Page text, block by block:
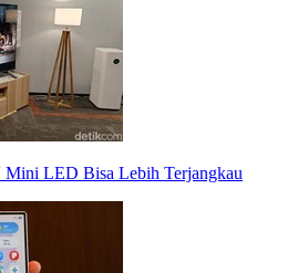
LED Bisa Lebih Terjangkau